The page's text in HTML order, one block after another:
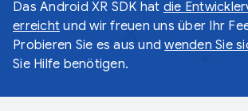
Das Android XR SDK hat die
erreicht und wir freuen uns über Ihr
Probieren Sie es aus undwenden Sie
Sie Hilfe benötigen.